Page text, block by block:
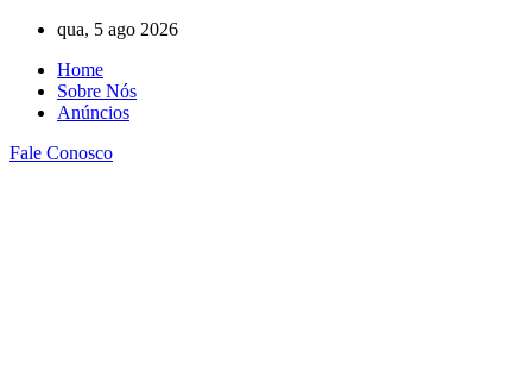
conteúdo
qua, 5 ago 2026
Home
Sobre Nós
Anúncios
Fale Conosco